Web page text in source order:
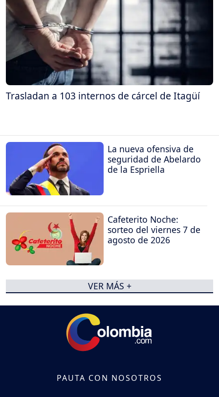
Trasladan a 103 internos de cárcel de Itagüí
La nueva ofensiva de
seguridad de Abelardo
de la Espriella
Cafeterito Noche:
sorteo del viernes 7 de
agosto de 2026
VER MÁS +
PAUTA CON NOSOTROS